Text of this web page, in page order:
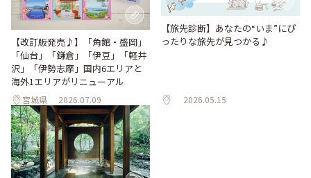
【改訂版発売♪】「角館・盛岡」
「仙台」「鎌倉」「伊豆」「軽井
沢」「伊勢志摩」国内6エリアと
海外1エリアがリニューアル
宮城県 2026.07.09
【旅先診断】あなたの“いま”にぴ
ったりな旅先が見つかる♪
2026.05.15